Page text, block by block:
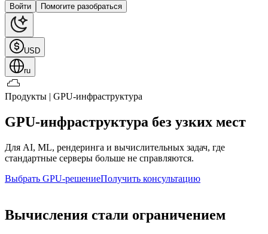
Войти Помогите разобраться
USD
ru
Продукты | GPU-инфраструктура
GPU-инфраструктура без узких мест
Для AI, ML, рендеринга и вычислительных задач, где
стандартные серверы больше не справляются.
Выбрать GPU-решениеПолучить консультацию
Вычисления стали ограничением